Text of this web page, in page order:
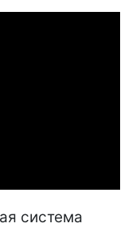
система